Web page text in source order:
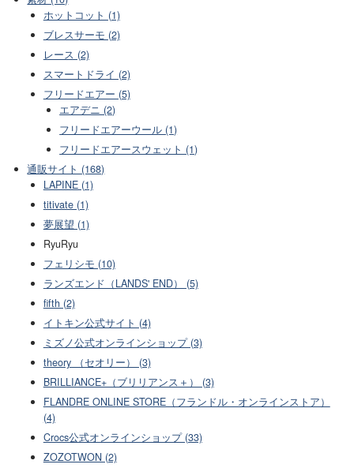
ホットコット (1)
ブレスサーモ (2)
レース (2)
スマートドライ (2)
フリードエアー (5)
エアデニ (2)
フリードエアーウール (1)
フリードエアースウェット (1)
通販サイト (168)
LAPINE (1)
titivate (1)
夢展望 (1)
RyuRyu
フェリシモ (10)
ランズエンド（LANDS' END） (5)
fifth (2)
イトキン公式サイト (4)
ミズノ公式オンラインショップ (3)
theory （セオリー） (3)
BRILLIANCE+（ブリリアンス＋） (3)
FLANDRE ONLINE STORE（フランドル・オンラインストア）
(4)
Crocs公式オンラインショップ (33)
ZOZOTWON (2)